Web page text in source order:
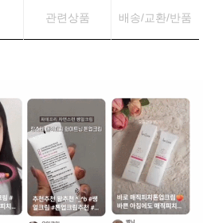
관련상품 배송/교환/반품